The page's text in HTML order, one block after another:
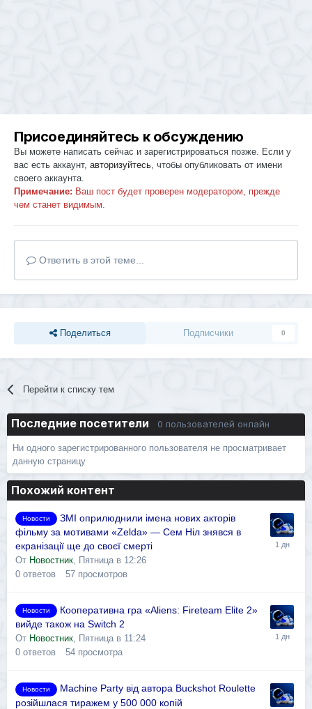
Присоединяйтесь к обсуждению
Вы можете написать сейчас и зарегистрироваться позже. Если у
вас есть аккаунт, авторизуйтесь , чтобы опубликовать от имени
своего аккаунта.
Примечание: Ваш пост будет проверен модератором, прежде
чем станет видимым.
Ответить в этой теме...
Поделиться Подписчики 0
Перейти к списку тем
Последние посетители 0 пользователей онлайн
Ни одного зарегистрированного пользователя не просматривает
данную страницу
Похожий контент
Новости
ЗМІ оприлюднили імена нових акторів
фільму за мотивами «Zelda» — Сем Ніл знявся в
екранізації ще до своєї смерті
От Новостник
Пятница в 12:26
0 ответов 57 просмотров
Новости
Кооперативна гра «Aliens: Fireteam Elite 2»
вийде також на Switch 2
От Новостник, Пятница в 11:24
0 ответов 54 просмотра
Новости
Machine Party від автора Buckshot Roulette
розійшлася тиражем у 500 000 копій